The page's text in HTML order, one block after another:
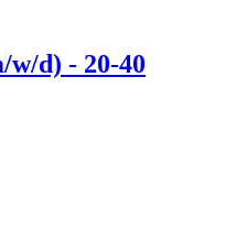
d) - 20-40